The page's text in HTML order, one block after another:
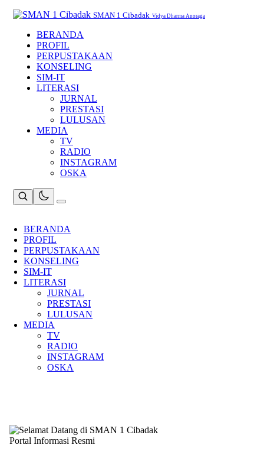
SMAN 1 Cibadak Vidya Dharma Anoraga
BERANDA
PROFIL
PERPUSTAKAAN
KONSELING
SIM-IT
LITERASI
JURNAL
PRESTASI
LULUSAN
MEDIA
TV
RADIO
INSTAGRAM
OSKA
BERANDA
PROFIL
PERPUSTAKAAN
KONSELING
SIM-IT
LITERASI
JURNAL
PRESTASI
LULUSAN
MEDIA
TV
RADIO
INSTAGRAM
OSKA
Portal Informasi Resmi